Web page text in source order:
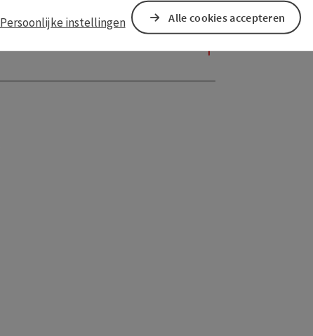
Persoonlijke instellingen Alle cookies accepteren